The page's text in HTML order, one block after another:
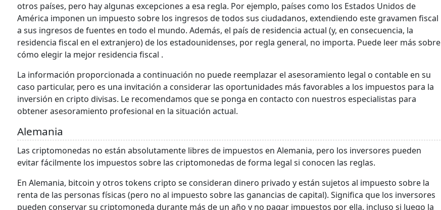
otros países, pero hay algunas excepciones a esa regla. Por ejemplo, países como los Estados Unidos de
América imponen un impuesto sobre los ingresos de todos sus ciudadanos, extendiendo este gravamen fiscal
a sus ingresos de fuentes en todo el mundo. Además, el país de residencia actual (y, en consecuencia, la
residencia fiscal en el extranjero) de los estadounidenses, por regla general, no importa. Puede leer más sobre
cómo elegir la mejor residencia fiscal .
La información proporcionada a continuación no puede reemplazar el asesoramiento legal o contable en su
caso particular, pero es una invitación a considerar las oportunidades más favorables a los impuestos para la
inversión en cripto divisas. Le recomendamos que se ponga en contacto con nuestros especialistas para
obtener asesoramiento profesional en la situación actual.
Alemania
Las criptomonedas no están absolutamente libres de impuestos en Alemania, pero los inversores pueden
evitar fácilmente los impuestos sobre las criptomonedas de forma legal si conocen las reglas.
En Alemania, bitcoin y otros tokens cripto se consideran dinero privado y están sujetos al impuesto sobre la
renta de las personas físicas (pero no al impuesto sobre las ganancias de capital). Significa que los inversores
pueden conservar su criptomoneda durante más de un año y no pagar impuestos por ella, incluso si luego la